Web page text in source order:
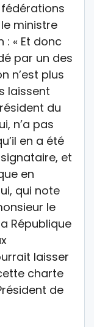
ministre
: « Et donc
par un des
n’est plus
laissent
du
n’a pas
en a été
et
en
qui note
le
République
laisser
charte
de